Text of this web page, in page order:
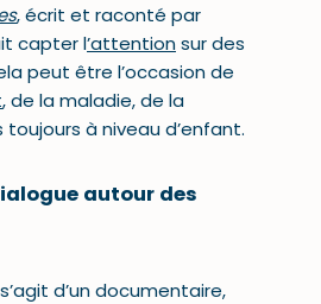
, écrit et raconté par
capter l’attentionsur des
peut être l’occasion de
, de la maladie, de la
à niveau d’enfant.
autour des
d’undocumentaire,